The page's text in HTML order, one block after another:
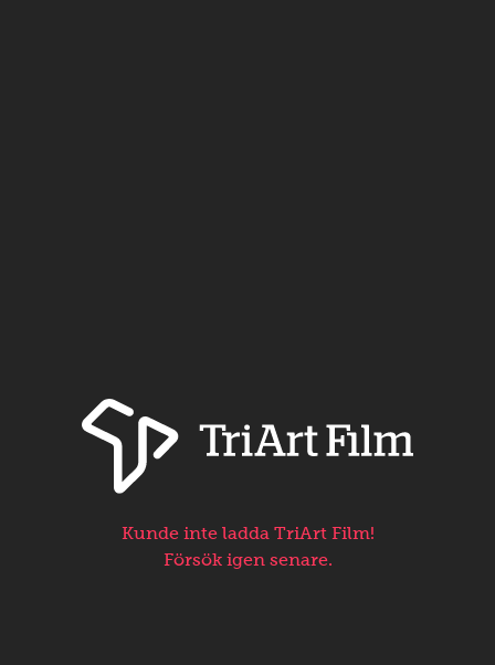
Kunde inte ladda TriArt Film!
Försök igen senare.